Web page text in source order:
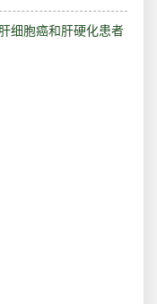
细胞癌和肝硬化患者